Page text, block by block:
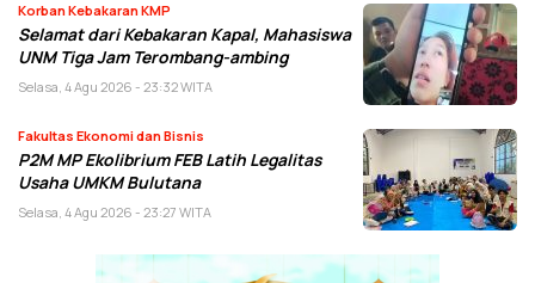
Korban Kebakaran KMP
Selamat dari Kebakaran Kapal, Mahasiswa
UNM Tiga Jam Terombang-ambing
Selasa, 4 Agu 2026 - 23:32 WITA
Fakultas Ekonomi dan Bisnis
P2M MP Ekolibrium FEB Latih Legalitas
Usaha UMKM Bulutana
Selasa, 4 Agu 2026 - 23:27 WITA